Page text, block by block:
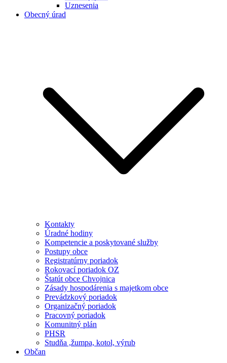
Uznesenia
Obecný úrad
Kontakty
Úradné hodiny
Kompetencie a poskytované služby
Postupy obce
Registratúrny poriadok
Rokovací poriadok OZ
Štatút obce Chvojnica
Zásady hospodárenia s majetkom obce
Prevádzkový poriadok
Organizačný poriadok
Pracovný poriadok
Komunitný plán
PHSR
Studňa ,žumpa, kotol, výrub
Občan